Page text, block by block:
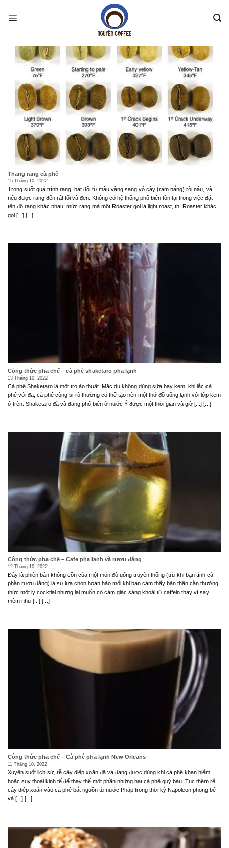
Thang rang cà phê
15 Tháng 10, 2022
Trong suốt quá trình rang, hạt đổi từ màu vàng sang vỏ cây (rám nắng) rồi nâu, và,
nếu được rang đến rất tối và đen. Không có hệ thống phổ biến tồn tại trong việc đặt
tên độ rang khác nhau; mức rang mà một Roaster gọi là light roast, thì Roaster khác
gọi [...] [...]
Công thức pha chế – cà phê shaketaro pha lạnh
13 Tháng 10, 2022
Cà phê Shaketaro là một trò ảo thuật. Mặc dù không dùng sữa hay kem, khi lắc cà
phê với đa, cà phê cùng si-rô thường có thể tạo nên một thứ đồ uống lạnh với lớp kem
ở trên. Shaketaro đã và đang phổ biến ở nước Ý được một thời gian và giờ [...] [...]
Công thức pha chế – Cafe pha lạnh và rượu đắng
12 Tháng 10, 2022
Đây là phiên bản không cồn của một món đồ uống truyền thống (trừ khi bạn tính cả
phần rượu đắng) là sự lựa chọn hoàn hảo mỗi khi bạn cảm thấy bản thân cần thưởng
thức một ly cocktial nhưng lại muốn có cảm giác sảng khoái từ caffein thay vì say
mèm như [...] [...]
Công thức pha chế – Cà phê pha lạnh New Orleans
11 Tháng 10, 2022
Xuyên suốt lich sử, rễ cây diếp xoăn đã và đang được dùng khi cà phê khan hiếm
hoặc suy thoái kinh tế để thay thế một phần những hạt cà phê quý báu. Tục thêm rễ
cây diếp xoăn vào cà phê bắt nguồn từ nước Pháp trong thời kỳ Napoleon phong bế
và [...] [...]